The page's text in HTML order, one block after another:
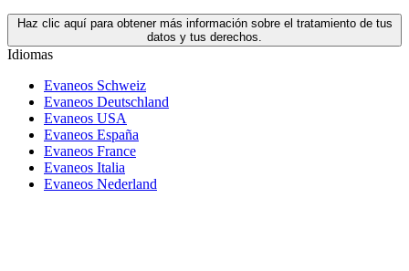
Haz clic aquí para obtener más información sobre el tratamiento de tus
datos y tus derechos.
Idiomas
Evaneos Schweiz
Evaneos Deutschland
Evaneos USA
Evaneos España
Evaneos France
Evaneos Italia
Evaneos Nederland